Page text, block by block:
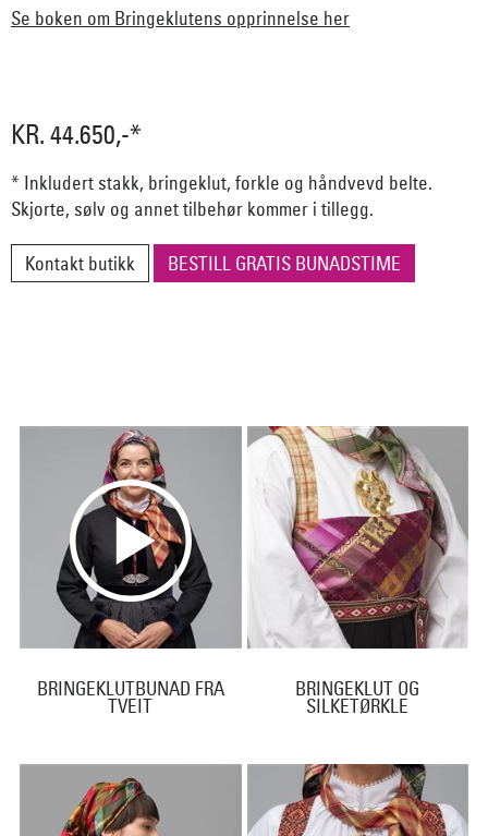
Se boken om Bringeklutens opprinnelse her
KR. 44.650,-*
* Inkludert stakk, bringeklut, forkle og håndvevd belte.
Skjorte, sølv og annet tilbehør kommer i tillegg.
Kontakt butikk BESTILL GRATIS BUNADSTIME
BRINGEKLUTBUNAD FRA
TVEIT
BRINGEKLUT OG
SILKETØRKLE